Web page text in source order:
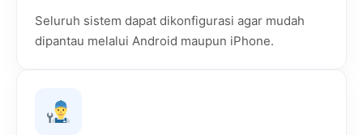
Seluruh sistem dapat dikonfigurasi agar mudah
dipantau melalui Android maupun iPhone.